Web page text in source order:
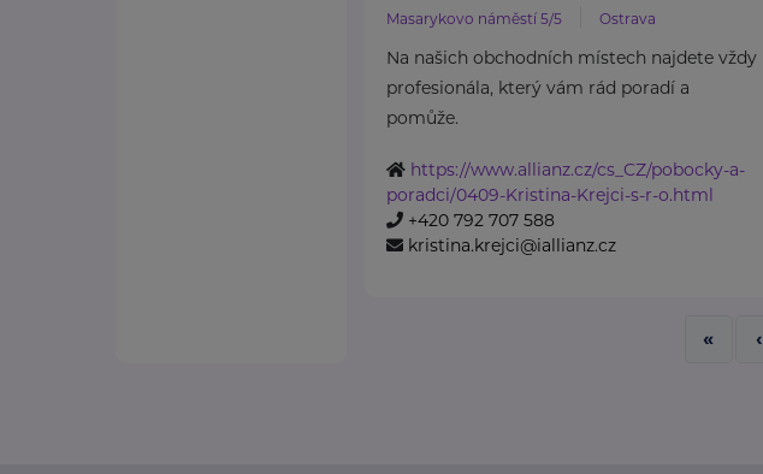
Masarykovo náměstí 5/5 Ostrava
Na našich obchodních místech najdete vždy
profesionála, který vám rád poradí a
pomůže.
https://www.allianz.cz/cs_CZ/pobocky-a-
poradci/0409-Kristina-Krejci-s-r-o.html
+420 792 707 588
kristina.krejci@iallianz.cz
« ‹